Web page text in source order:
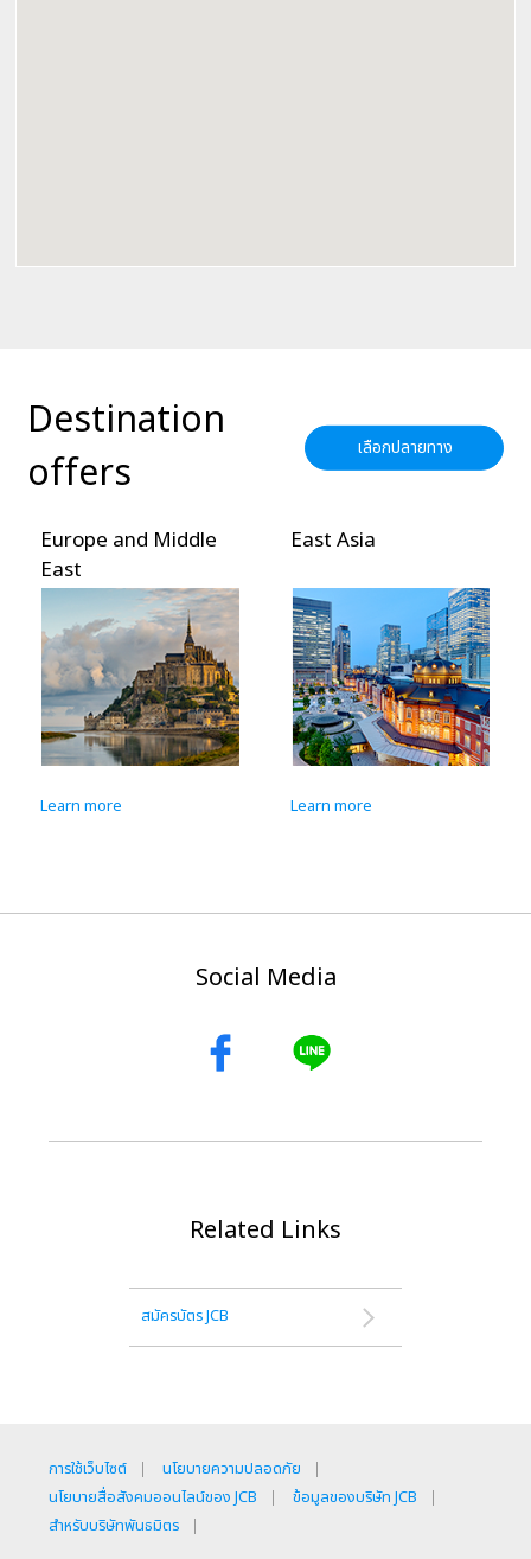
Destination
offers
เลือกปลายทาง
Europe and Middle
East
Learn more
East Asia
Learn more
Social Media
Related Links
สมัครบัตร JCB
การใช้เว็บไซต์
นโยบายความปลอดภัย
นโยบายสื่อสังคมออนไลน์ของ JCB
ข้อมูลของบริษัท JCB
สำหรับบริษัทพันธมิตร